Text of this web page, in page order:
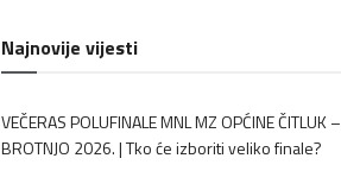
Najnovije vijesti
VEČERAS POLUFINALE MNL MZ OPĆINE ČITLUK –
BROTNJO 2026. | Tko će izboriti veliko finale?